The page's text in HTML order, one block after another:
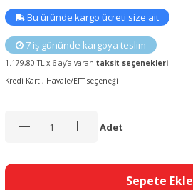
Bu üründe kargo ücreti size ait
7 iş gününde kargoya teslim
1.179,80 TL x 6 ay’a varan taksit seçenekleri
Kredi Kartı, Havale/EFT seçeneği
Adet
Sepete Ekle